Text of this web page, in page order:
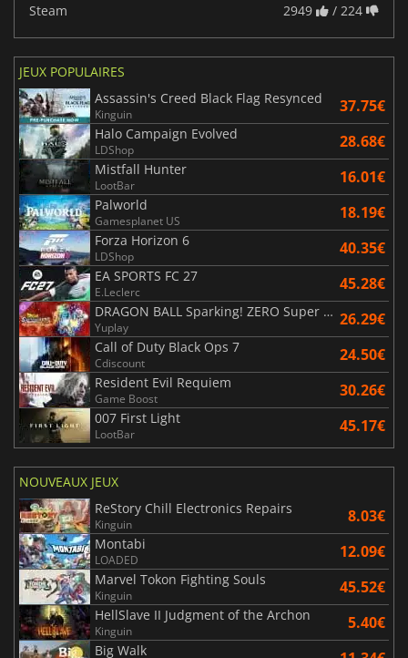
Steam 2949 / 224
JEUX POPULAIRES
Assassin's Creed Black Flag Resynced
Kinguin 37.75€
Halo Campaign Evolved
LDShop 28.68€
Mistfall Hunter
LootBar 16.01€
Palworld
Gamesplanet US 18.19€
Forza Horizon 6
LDShop 40.35€
EA SPORTS FC 27
E.Leclerc 45.28€
DRAGON BALL Sparking! ZERO Super Limit Breaking NEO
Yuplay 26.29€
Call of Duty Black Ops 7
Cdiscount 24.50€
Resident Evil Requiem
Game Boost 30.26€
007 First Light
LootBar 45.17€
NOUVEAUX JEUX
ReStory Chill Electronics Repairs
Kinguin 8.03€
Montabi
LOADED 12.09€
Marvel Tokon Fighting Souls
Kinguin 45.52€
HellSlave II Judgment of the Archon
Kinguin 5.40€
Big Walk